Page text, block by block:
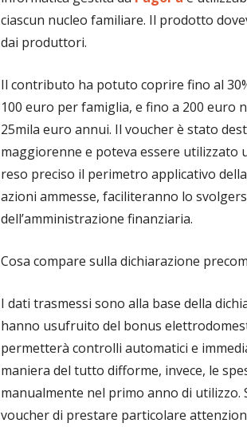
ciascun nucleo familiare. Il prodotto
dai produttori.
Il contributo ha potuto coprire fino al
100 euro per famiglia, e fino a 200 euro
25mila euro annui. Il voucher è stato
maggiorenne e poteva essere utilizzato
reso preciso il perimetro applicativo
azioni ammesse, faciliteranno lo
dell’amministrazione finanziaria.
Cosa compare sulla dichiarazione
I dati trasmessi sono alla base della
hanno usufruito del bonus
permetterà controlli automatici e
maniera del tutto difforme, invece, le
manualmente nel primo anno di utilizzo.
voucher di prestare particolare